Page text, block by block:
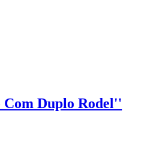
Duplo Rodel''